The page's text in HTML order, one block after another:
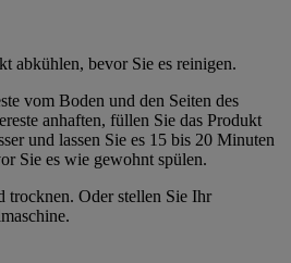
abkühlen, bevor Sie es reinigen.
vom Boden und den Seiten des
anhaften, füllen Sie das Produkt
und lassen Sie es 15 bis 20 Minuten
Sie es wie gewohnt spülen.
trocknen. Oder stellen Sie Ihr